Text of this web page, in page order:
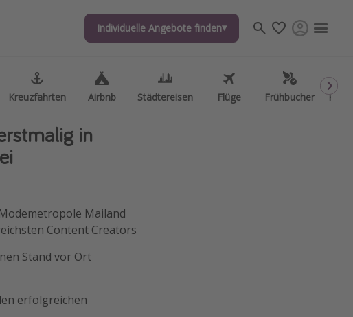
Individuelle Angebote finden
Kreuzfahrten Airbnb Städtereisen Flüge Frühbucher
Individuelle Angebote finden
Kreuzfahrten Airbnb Städtereisen Flüge Frühbucher
in
Mailand
Content Creators
Stand vor Ort
erfolgreichen